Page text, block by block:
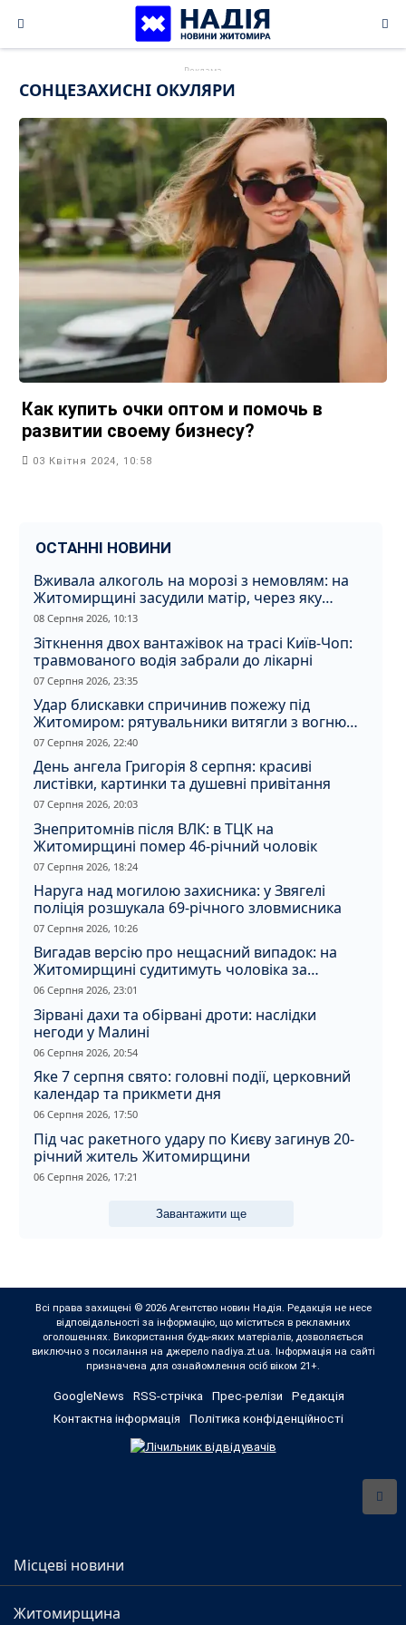
content
СОНЦЕЗАХИСНІ ОКУЛЯРИ
Как купить очки оптом и помочь в
развитии своему бизнесу?
03 Квітня 2024, 10:58
ОСТАННІ НОВИНИ
Вживала алкоголь на морозі з немовлям: на
Житомирщині засудили матір, через яку
дитина отримала обмороження
08 Серпня 2026, 10:13
Зіткнення двох вантажівок на трасі Київ-Чоп:
травмованого водія забрали до лікарні
07 Серпня 2026, 23:35
Удар блискавки спричинив пожежу під
Житомиром: рятувальники витягли з вогню
кота
07 Серпня 2026, 22:40
День ангела Григорія 8 серпня: красиві
листівки, картинки та душевні привітання
07 Серпня 2026, 20:03
Знепритомнів після ВЛК: в ТЦК на
Житомирщині помер 46-річний чоловік
07 Серпня 2026, 18:24
Наруга над могилою захисника: у Звягелі
поліція розшукала 69-річного зловмисника
07 Серпня 2026, 10:26
Вигадав версію про нещасний випадок: на
Житомирщині судитимуть чоловіка за
вбивство співмешканки
06 Серпня 2026, 23:01
Зірвані дахи та обірвані дроти: наслідки
негоди у Малині
06 Серпня 2026, 20:54
Яке 7 серпня свято: головні події, церковний
календар та прикмети дня
06 Серпня 2026, 17:50
Під час ракетного удару по Києву загинув 20-
річний житель Житомирщини
06 Серпня 2026, 17:21
Завантажити ще
Всі права захищені © 2026 Агентство новин Надія. Редакція не несе
відповідальності за інформацію, що міститься в рекламних
оголошеннях. Використання будь-яких матеріалів, дозволяється
виключно з посилання на джерело nadiya.zt.ua. Інформація на сайті
призначена для ознайомлення осіб віком 21+.
GoogleNews RSS-стрічка Прес-релізи
Редакція
Контактна інформація
Політика конфіденційності
Місцеві новини
Житомирщина